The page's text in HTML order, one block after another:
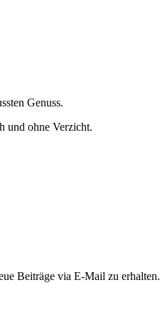
Genuss.
und ohne Verzicht.
Beiträge via E-Mail zu erhalten.